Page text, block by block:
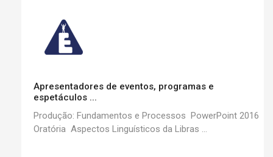
Apresentadores de eventos, programas e
espetáculos ...
Produção: Fundamentos e Processos PowerPoint 2016
Oratória Aspectos Linguísticos da Libras ...